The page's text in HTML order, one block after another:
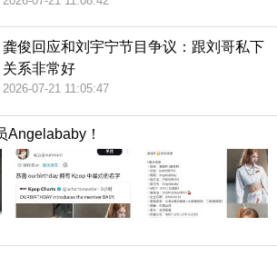
龚俊回应和刘宇宁节目争议：跟刘哥私下
关系非常好
2026-07-21 11:05:47
Angelababy！